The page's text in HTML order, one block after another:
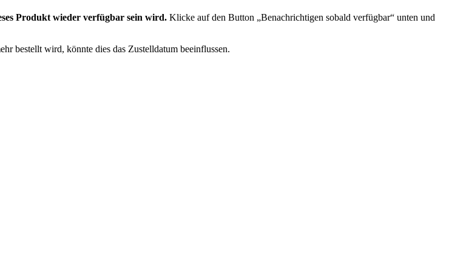
Produkt wieder verfügbar sein wird. Klicke auf den Button „Benachrichtigen sobald verfügbar“ unten und
bestellt wird, könnte dies das Zustelldatum beeinflussen.